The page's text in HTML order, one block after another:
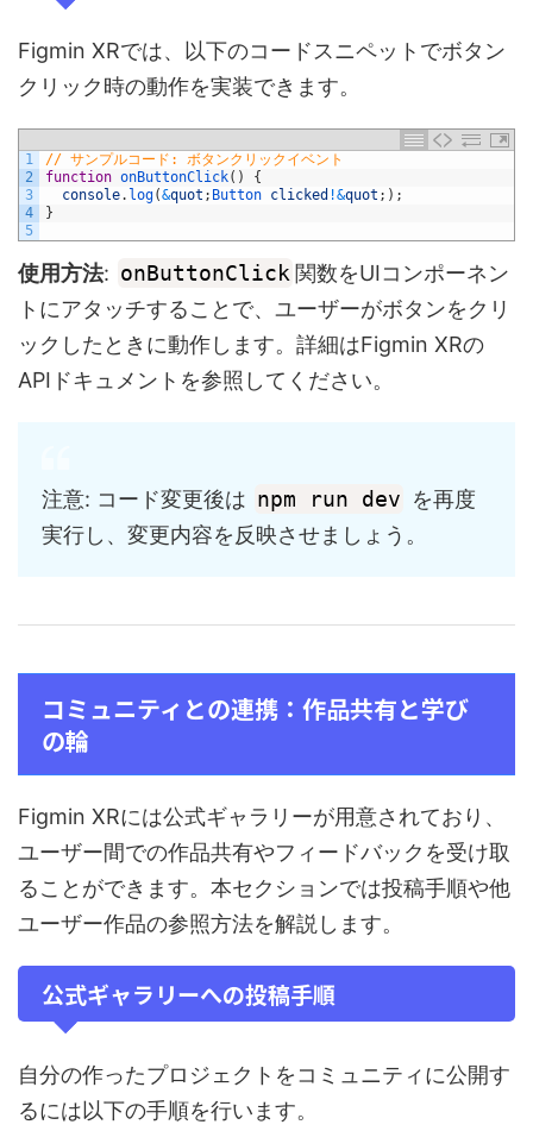
Figmin XRでは、以下のコードスニペットでボタン
クリック時の動作を実装できます。
1
2
3
4
5
// サンプルコード: ボタンクリックイベント
function onButtonClick( )
{
console. log(&quot ; Button clicked !&quot ; ) ;
}
使用方法: onButtonClick 関数をUIコンポーネン
トにアタッチすることで、ユーザーがボタンをクリ
ックしたときに動作します。詳細はFigmin XRの
APIドキュメントを参照してください。
注意: コード変更後は npm run dev を再度
実行し、変更内容を反映させましょう。
コミュニティとの連携：作品共有と学び
の輪
Figmin XRには公式ギャラリーが用意されており、
ユーザー間での作品共有やフィードバックを受け取
ることができます。本セクションでは投稿手順や他
ユーザー作品の参照方法を解説します。
公式ギャラリーへの投稿手順
自分の作ったプロジェクトをコミュニティに公開す
るには以下の手順を行います。